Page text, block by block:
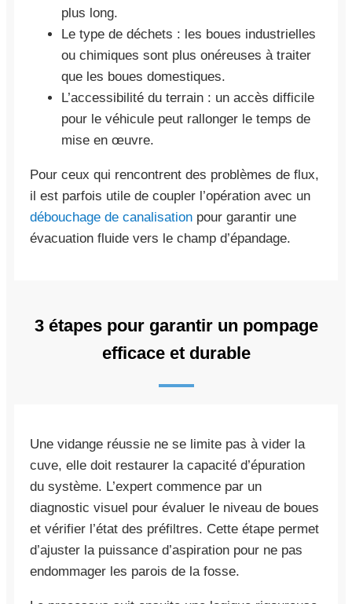
plus long.
Le type de déchets : les boues industrielles
ou chimiques sont plus onéreuses à traiter
que les boues domestiques.
L’accessibilité du terrain : un accès difficile
pour le véhicule peut rallonger le temps de
mise en œuvre.
Pour ceux qui rencontrent des problèmes de flux,
il est parfois utile de coupler l’opération avec un
débouchage de canalisation pour garantir une
évacuation fluide vers le champ d’épandage.
3 étapes pour garantir un pompage
efficace et durable
Une vidange réussie ne se limite pas à vider la
cuve, elle doit restaurer la capacité d’épuration
du système. L’expert commence par un
diagnostic visuel pour évaluer le niveau de boues
et vérifier l’état des préfiltres. Cette étape permet
d’ajuster la puissance d’aspiration pour ne pas
endommager les parois de la fosse.